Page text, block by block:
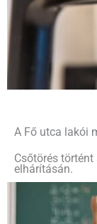
A Fő utca lakói
Csőtörés
elhárításán.